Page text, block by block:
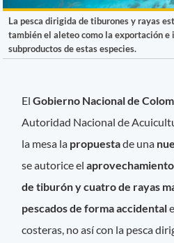
La pesca dirigida de tiburones y rayas
también el aleteo como la exportación e
subproductos de estas especies.
ElGobierno Nacional de
Autoridad Nacional de
la mesa la propuestade una
se autorice el
de tiburón y cuatro de rayas
pescados de forma accidental
costeras, no así con la pesca